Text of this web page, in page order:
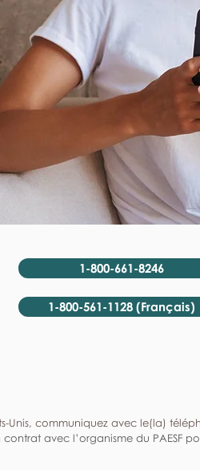
1-800-661-8246
1-800-561-1128 (Français)
Unis, communiquez avec le(la)
avec l’organisme du PAESF